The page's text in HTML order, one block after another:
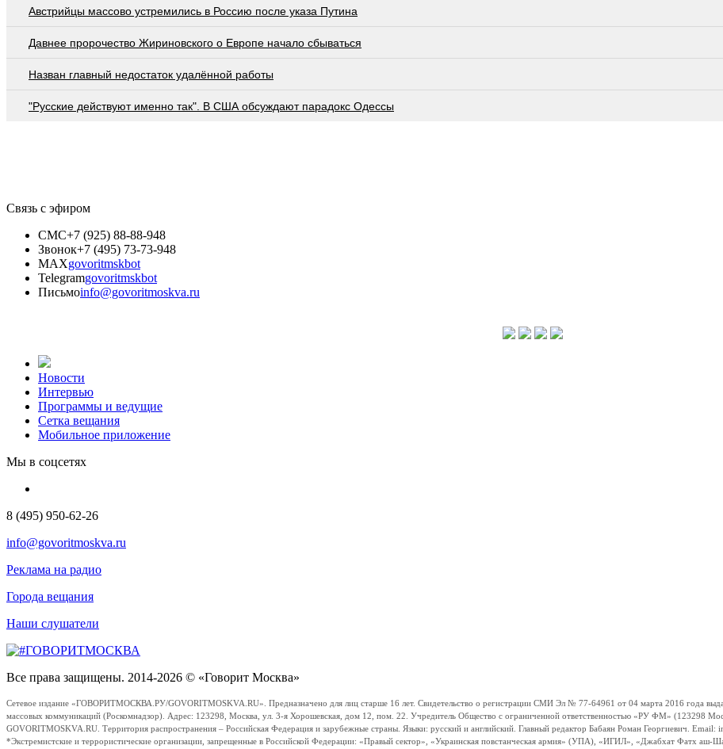
Австрийцы массово устремились в Россию после указа Путина
Давнее пророчество Жириновского о Европе начало сбываться
Назван главный недостаток удалённой работы
"Русские действуют именно так". В США обсуждают парадокс Одессы
Связь с эфиром
СМС+7 (925) 88-88-948
Звонок+7 (495) 73-73-948
MAXgovoritmskbot
Telegramgovoritmskbot
Письмоinfo@govoritmoskva.ru
Новости
Интервью
Программы и ведущие
Сетка вещания
Мобильное приложение
Мы в соцсетях
8 (495) 950-62-26
info@govoritmoskva.ru
Реклама на радио
Города вещания
Наши слушатели
Все права защищены. 2014-2026 © «Говорит Москва»
Сетевое издание «ГОВОРИТМОСКВА.РУ/GOVORITMOSKVA.RU». Предназначено для лиц старше 16 лет. Свидетельство о регистрации СМИ Эл № 77-64961 от 04 марта 2016 года
массовых коммуникаций (Роскомнадзор). Адрес: 123298, Москва, ул. 3-я Хорошевская, дом 12, пом. 22. Учредитель Общество с ограниченной ответственностью «РУ ФМ» (123298
GOVORITMOSKVA.RU. Территория распространения – Российская Федерация и зарубежные страны. Языки: русский и английский. Главный редактор Бабаян Роман Георгиевич.
*Экстремистские и террористические организации, запрещенные в Российской Федерации: «Правый сектор», «Украинская повстанческая армия» (УПА), «ИГИЛ», «Джабхат Фатх